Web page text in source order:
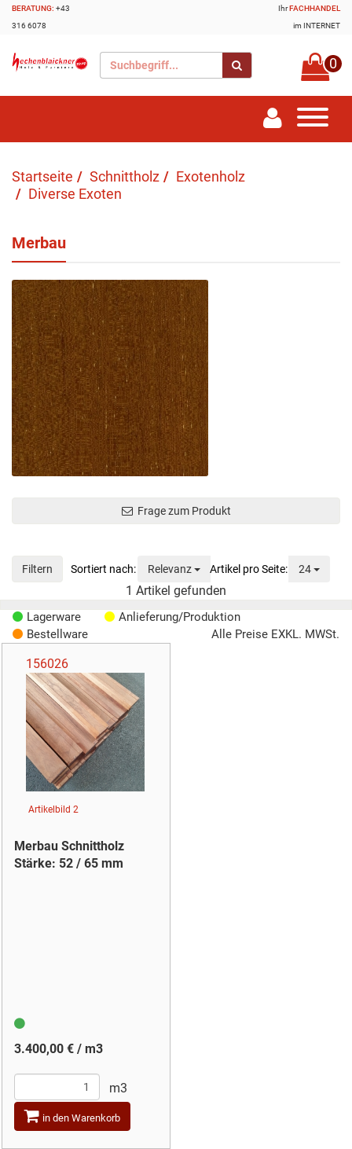
BERATUNG: +43
316 6078
IhrFACHHANDEL
im INTERNET
0
Startseite Schnittholz
Exotenholz
Diverse Exoten
Merbau
Frage zum Produkt
Filtern Relevanz Sortierung 24
1 Artikel gefunden
Lagerware
Anlieferung/Produktion
Bestellware
Alle Preise EXKL. MWSt.
156026
Artikelbild 2
Merbau Schnittholz
Stärke: 52 / 65 mm
3.400,00 € / m3
m3
in den Warenkorb